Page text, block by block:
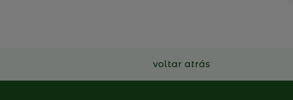
voltar atrás